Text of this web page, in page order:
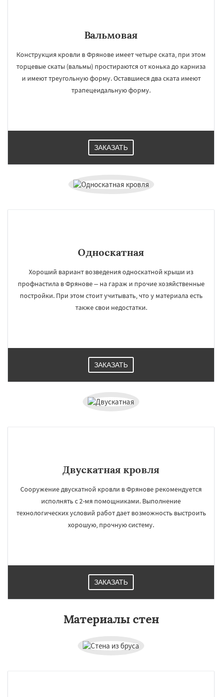
Вальмовая
Конструкция кровли в Фрянове имеет четыре ската, при этом
торцевые скаты (вальмы) простираются от конька до карниза
и имеют треугольную форму. Оставшиеся два ската имеют
трапецеидальную форму.
ЗАКАЗАТЬ
Односкатная
Хороший вариант возведения односкатной крыши из
профнастила в Фрянове – на гараж и прочие хозяйственные
постройки. При этом стоит учитывать, что у материала есть
также свои недостатки.
ЗАКАЗАТЬ
Двускатная кровля
Сооружение двускатной кровли в Фрянове рекомендуется
исполнять с 2-мя помощниками. Выполнение
технологических условий работ дает возможность выстроить
хорошую, прочную систему.
ЗАКАЗАТЬ
Материалы стен